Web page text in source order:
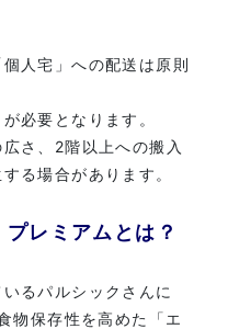
人宅」への配送は原則
必要となります。
さ、2階以上への搬入
る場合があります。
レミアムとは？
るパルシックさんに
物保存性を高めた「エ